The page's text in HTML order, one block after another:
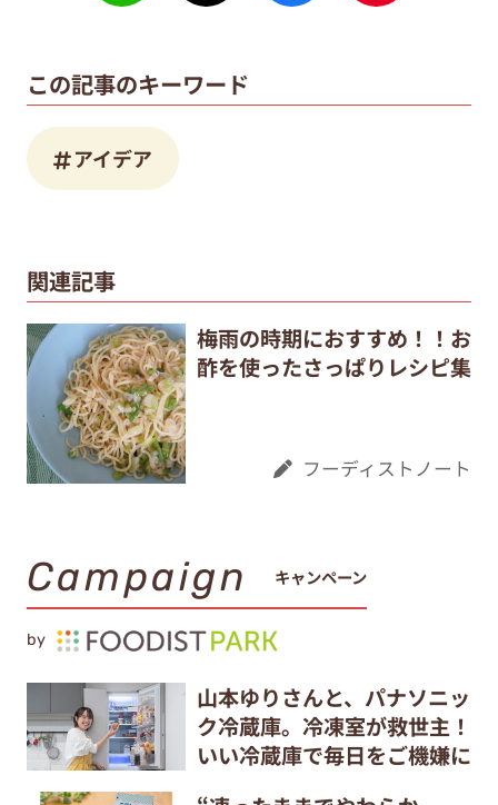
この記事のキーワード
アイデア
関連記事
梅雨の時期におすすめ！！お
酢を使ったさっぱりレシピ集
フーディストノート
Campaign キャンペーン
by
山本ゆりさんと、パナソニッ
ク冷蔵庫。冷凍室が救世主！
いい冷蔵庫で毎日をご機嫌に